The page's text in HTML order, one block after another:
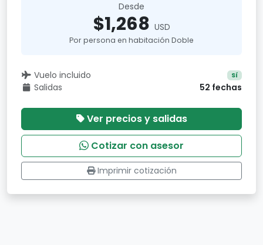
Desde
$1,268 USD
Por persona en habitación Doble
Vuelo incluido Sí
Salidas 52 fechas
Ver precios y salidas
Cotizar con asesor
Imprimir cotización